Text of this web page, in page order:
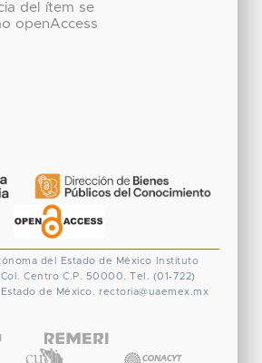
del ítem se
openAccess
del Estado de México
Instituto
Centro C.P. 50000. Tel. (01-722)
de México. rectoria@uaemex.mx